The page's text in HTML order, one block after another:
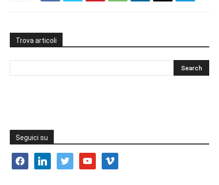
Trova articoli
Seguici su
facebooklinkedin twitter youtube vimeo